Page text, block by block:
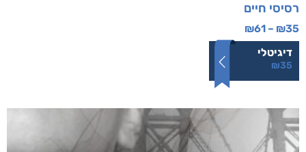
רסיסי חיים
₪35
–
₪61
דיגיטלי
₪35